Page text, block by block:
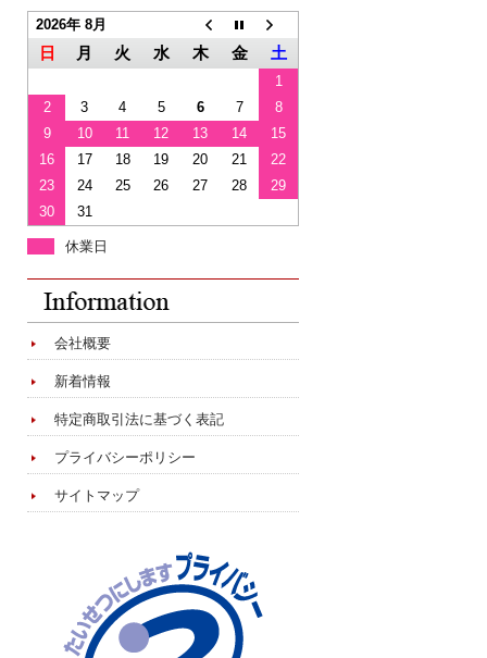
2026年 8月
日 月 火 水 木 金 土
1
2
3 4 5 6 7
8
9
10 11 12 13 14
15
16
17 18 19 20 21
22
23
24 25 26 27 28
29
30
31
休業日
会社概要
新着情報
特定商取引法に基づく表記
プライバシーポリシー
サイトマップ